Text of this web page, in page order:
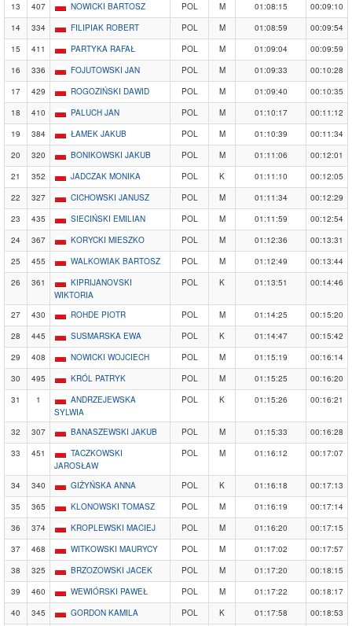
13
407 NOWICKI BARTOSZ POL M 01:08:15
00:09:10
14
334 FILIPIAK ROBERT POL M 01:08:59
00:09:54
15
411 PARTYKA RAFAŁ POL M 01:09:04
00:09:59
16
336 FOJUTOWSKI JAN POL M 01:09:33
00:10:28
17
429 ROGOZIŃSKI DAWID POL M 01:09:40
00:10:35
18
410 PALUCH JAN POL M 01:10:17
00:11:12
19
384 ŁAMEK JAKUB POL M 01:10:39
00:11:34
20
320 BONIKOWSKI JAKUB POL M 01:11:06
00:12:01
21
352 JADCZAK MONIKA POL K 01:11:10
00:12:05
22
327 CICHOWSKI JANUSZ POL M 01:11:34
00:12:29
23
435 SIECIŃSKI EMILIAN POL M 01:11:59
00:12:54
24
367 KORYCKI MIESZKO POL M 01:12:36
00:13:31
25
455 WALKOWIAK BARTOSZ POL M 01:12:49
00:13:44
26
361
KIPRIJANOVSKI
WIKTORIA
POL K 01:13:51 00:14:46
27 430 ROHDE PIOTR POL M 01:14:25
00:15:20
28
445 SUSMARSKA EWA POL K 01:14:47
00:15:42
29
408 NOWICKI WOJCIECH POL M 01:15:19
00:16:14
30
495 KRÓL PATRYK POL M 01:15:25
00:16:20
31
1
ANDRZEJEWSKA
SYLWIA
POL K 01:15:26 00:16:21
32 307 BANASZEWSKI JAKUB POL M 01:15:33
00:16:28
33
451
TACZKOWSKI
JAROSŁAW
POL M 01:16:12 00:17:07
34 340 GIŻYŃSKA ANNA POL K 01:16:18
00:17:13
35
365 KLONOWSKI TOMASZ POL M 01:16:19
00:17:14
36
374 KROPLEWSKI MACIEJ POL M 01:16:20
00:17:15
37
468 WITKOWSKI MAURYCY POL M 01:17:02
00:17:57
38
325 BRZOZOWSKI JACEK POL M 01:17:20
00:18:15
39
460 WEWIÓRSKI PAWEŁ POL M 01:17:22
00:18:17
40
345 GORDON KAMILA POL K 01:17:58
00:18:53